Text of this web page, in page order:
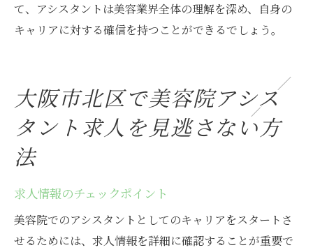
て、アシスタントは美容業界全体の理解を深め、自身の
キャリアに対する確信を持つことができるでしょう。
大阪市北区で美容院アシス
タント求人を見逃さない方
法
求人情報のチェックポイント
美容院でのアシスタントとしてのキャリアをスタートさ
せるためには、求人情報を詳細に確認することが重要で